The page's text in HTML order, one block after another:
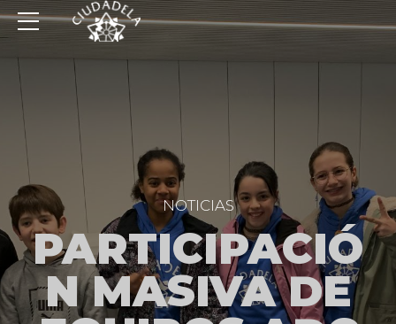
NOTICIAS
PARTICIPACIÓ
N MASIVA DE